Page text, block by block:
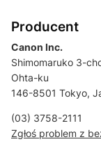
Producent
Canon Inc.
Shimomaruko 3-
Ohta-ku
146-8501 Tokyo,
(03) 3758-2111
Zgłoś problem z